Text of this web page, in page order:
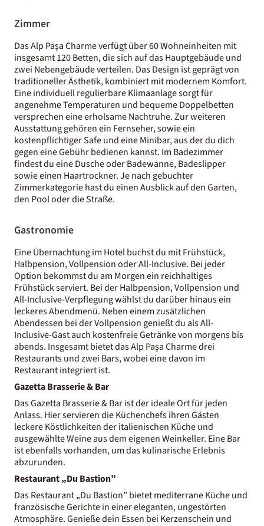
Zimmer
Das Alp Paşa Charme verfügt über 60 Wohneinheiten mit
insgesamt 120 Betten, die sich auf das Hauptgebäude und
zwei Nebengebäude verteilen. Das Design ist geprägt von
traditioneller Ästhetik, kombiniert mit modernem Komfort.
Eine individuell regulierbare Klimaanlage sorgt für
angenehme Temperaturen und bequeme Doppelbetten
versprechen eine erholsame Nachtruhe. Zur weiteren
Ausstattung gehören ein Fernseher, sowie ein
kostenpflichtiger Safe und eine Minibar, aus der du dich
gegen eine Gebühr bedienen kannst. Im Badezimmer
findest du eine Dusche oder Badewanne, Badeslipper
sowie einen Haartrockner. Je nach gebuchter
Zimmerkategorie hast du einen Ausblick auf den Garten,
den Pool oder die Straße.
Gastronomie
Eine Übernachtung im Hotel buchst du mit Frühstück,
Halbpension, Vollpension oder All-Inclusive. Bei jeder
Option bekommst du am Morgen ein reichhaltiges
Frühstück serviert. Bei der Halbpension, Vollpension und
All-Inclusive-Verpflegung wählst du darüber hinaus ein
leckeres Abendmenü. Neben einem zusätzlichen
Abendessen bei der Vollpension genießt du als All-
Inclusive-Gast auch kostenfreie Getränke von morgens bis
abends. Insgesamt bietet das Alp Paşa Charme drei
Restaurants und zwei Bars, wobei eine davon im
Restaurant integriert ist.
Gazetta Brasserie & Bar
Das Gazetta Brasserie & Bar ist der ideale Ort für jeden
Anlass. Hier servieren die Küchenchefs ihren Gästen
leckere Köstlichkeiten der italienischen Küche und
ausgewählte Weine aus dem eigenen Weinkeller. Eine Bar
ist ebenfalls vorhanden, um das kulinarische Erlebnis
abzurunden.
Restaurant „Du Bastion”
Das Restaurant „Du Bastion” bietet mediterrane Küche und
französische Gerichte in einer eleganten, ungestörten
Atmosphäre. Genieße dein Essen bei Kerzenschein und